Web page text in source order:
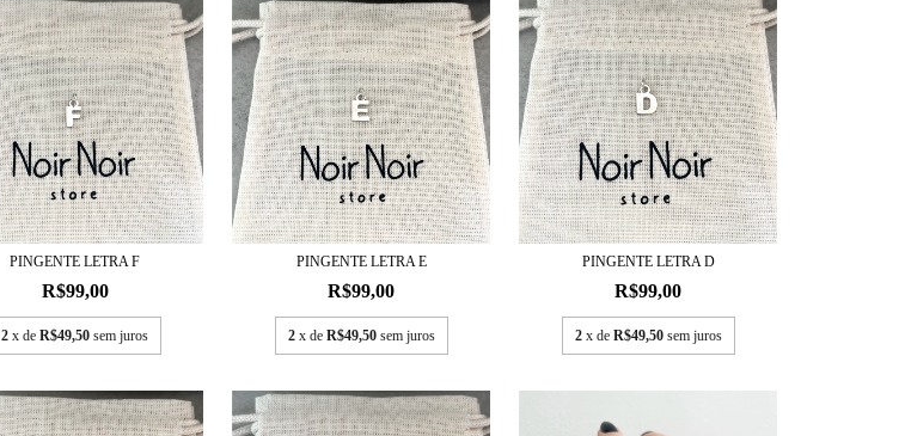
PINGENTE LETRA F
R$99,00
2 x deR$49,50 sem juros
PINGENTE LETRA E
R$99,00
2 x de R$49,50 sem juros
PINGENTE LETRA D
R$99,00
2 x de R$49,50 sem juros